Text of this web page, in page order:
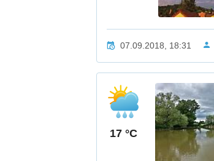
07.09.2018, 18:31
17 °C